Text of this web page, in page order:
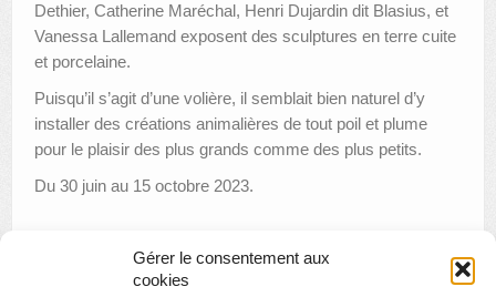
Gérer le consentement aux
cookies
LE PORTAIL DES COLLECTIONS
Dethier, Catherine Maréchal, Henri Dujardin dit Blasius, et
Vanessa Lallemand exposent des sculptures en terre cuite
et porcelaine.
Puisqu’il s’agit d’une volière, il semblait bien naturel d’y
installer des créations animalières de tout poil et plume
pour le plaisir des plus grands comme des plus petits.
Du 30 juin au 15 octobre 2023.
Les Collections de La Boverie sont gratuites pendant Place